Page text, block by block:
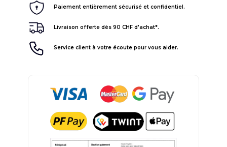
Paiement entièrement sécurisé et confidentiel.
Livraison offerte dès 90 CHF d'achat*.
Service client à votre écoute pour vous aider.